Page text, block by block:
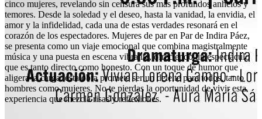
cinco mujeres, revelando sin censura sus más profundos anhelos y
temores. Desde la soledad y el deseo, hasta la vanidad, la envidia, el
amor y la infidelidad, cada una de estas verdades resonará en el
corazón de los espectadores. Mujeres de par en Par de Indira Páez,
se presenta como un viaje emocional que combina magistralmente
música y una puesta en escena vibrante, ofreciendo un espectáculo
que es tanto directo como honesto. Con un toque de humor que
aligera la carga, esta obra promete ser un deleite para todos, tanto
hombres como mujeres. No te pierdas la oportunidad de vivir esta
experiencia que mezcla risas y reflexiones.